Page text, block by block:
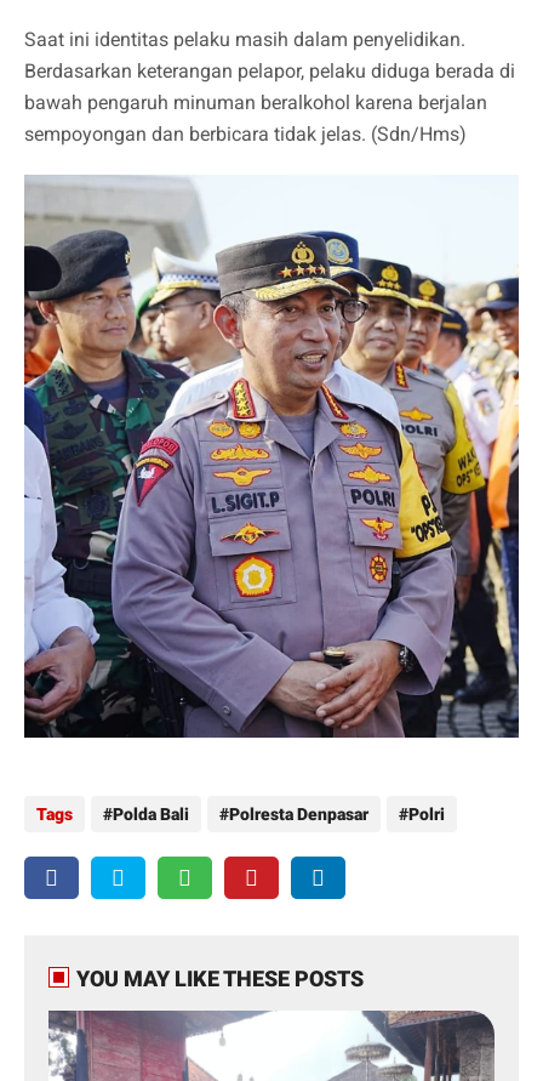
Saat ini identitas pelaku masih dalam penyelidikan.
Berdasarkan keterangan pelapor, pelaku diduga berada di
bawah pengaruh minuman beralkohol karena berjalan
sempoyongan dan berbicara tidak jelas. (Sdn/Hms)
Tags Polda Bali Polresta Denpasar Polri
YOU MAY LIKE THESE POSTS